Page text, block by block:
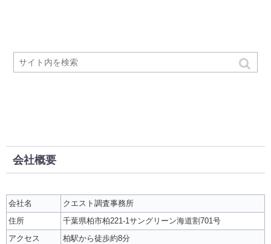
会社概要
会社名
クエスト調査事務所
住所
千葉県柏市柏221-1サングリーン海道割701号
アクセス
柏駅から徒歩約8分